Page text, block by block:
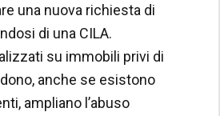
una nuova richiesta di
di una CILA.
su immobili privi di
anche se esistono
ampliano l’abuso